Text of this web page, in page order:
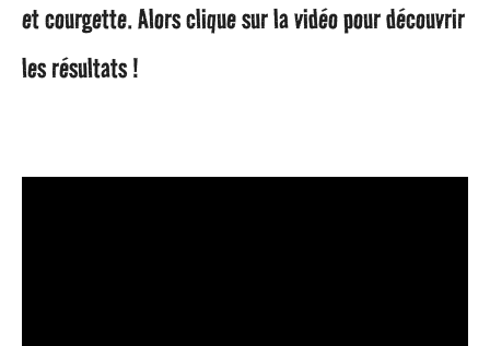
g
o
et courgette. Alors clique sur la vidéo pour découvrir
les résultats !